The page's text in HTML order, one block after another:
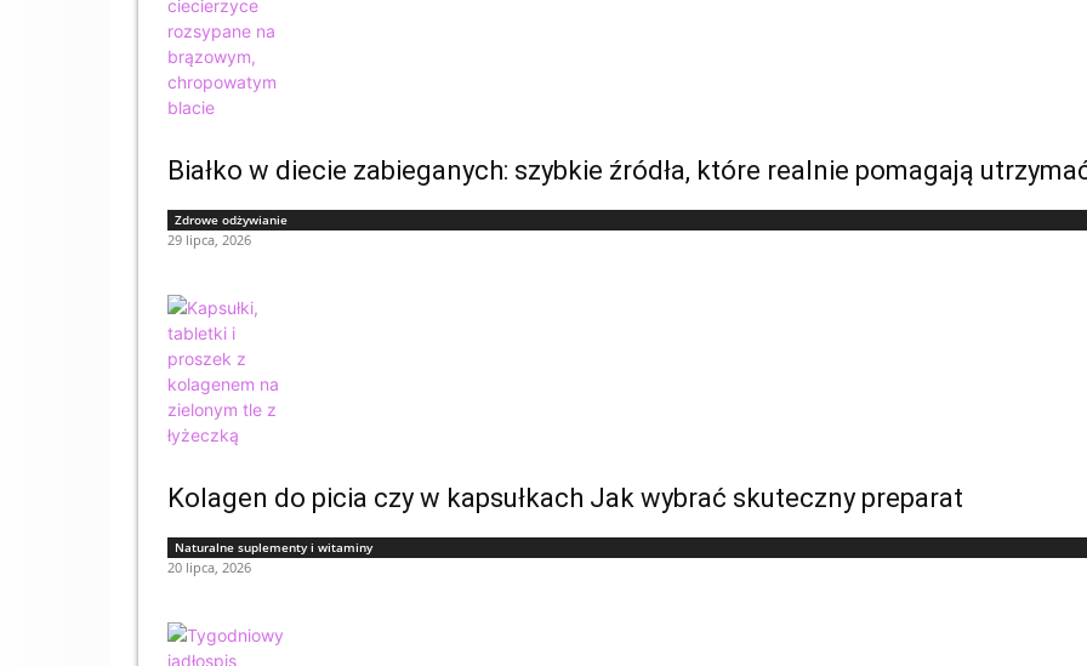
Białko w diecie zabieganych: szybkie źródła, które realnie pomagają
Zdrowe odżywianie
29 lipca, 2026
Kolagen do picia czy w kapsułkach Jak wybrać skuteczny preparat
Naturalne suplementy i witaminy
20 lipca, 2026